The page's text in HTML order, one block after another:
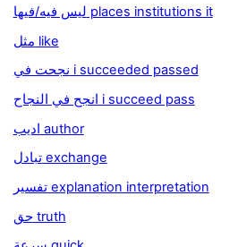
ليس فيه/فيها places institutions it
مثل like
نجحت في i succeeded passed
انجح في النجاح i succeed pass
اديب author
تبادل exchange
تفسير explanation interpretation
حق truth